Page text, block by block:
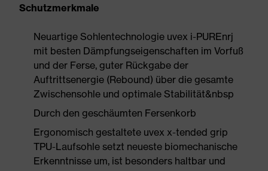
Schutzmerkmale
Neuartige Sohlentechnologie uvex i-PUREnrj
mit besten Dämpfungseigenschaften im Vorfuß
und der Ferse, guter Rückgabe der
Auftrittsenergie (Rebound) über die gesamte
Zwischensohle und optimale Stabilität&nbsp
Durch den geschäumten Fersenkorb
Ergonomisch gestaltete uvex x-tended grip
TPU-Laufsohle setzt neueste biomechanische
Erkenntnisse um, ist besonders haltbar und